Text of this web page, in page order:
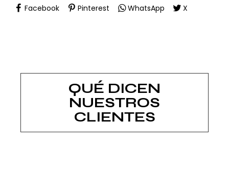
Facebook
Pinterest WhatsApp X
QUÉ DICEN
NUESTROS
CLIENTES